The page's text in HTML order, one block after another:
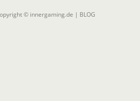
© innergaming.de | BLOG